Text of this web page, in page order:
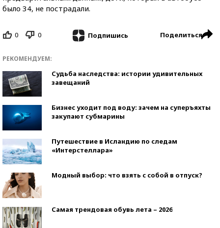
было 34, не пострадали.
0 0 Подпишись Поделиться
РЕКОМЕНДУЕМ:
Судьба наследства: истории удивительных
завещаний
Бизнес уходит под воду: зачем на суперъяхты
закупают субмарины
Путешествие в Исландию по следам
«Интерстеллара»
Модный выбор: что взять с собой в отпуск?
Самая трендовая обувь лета – 2026